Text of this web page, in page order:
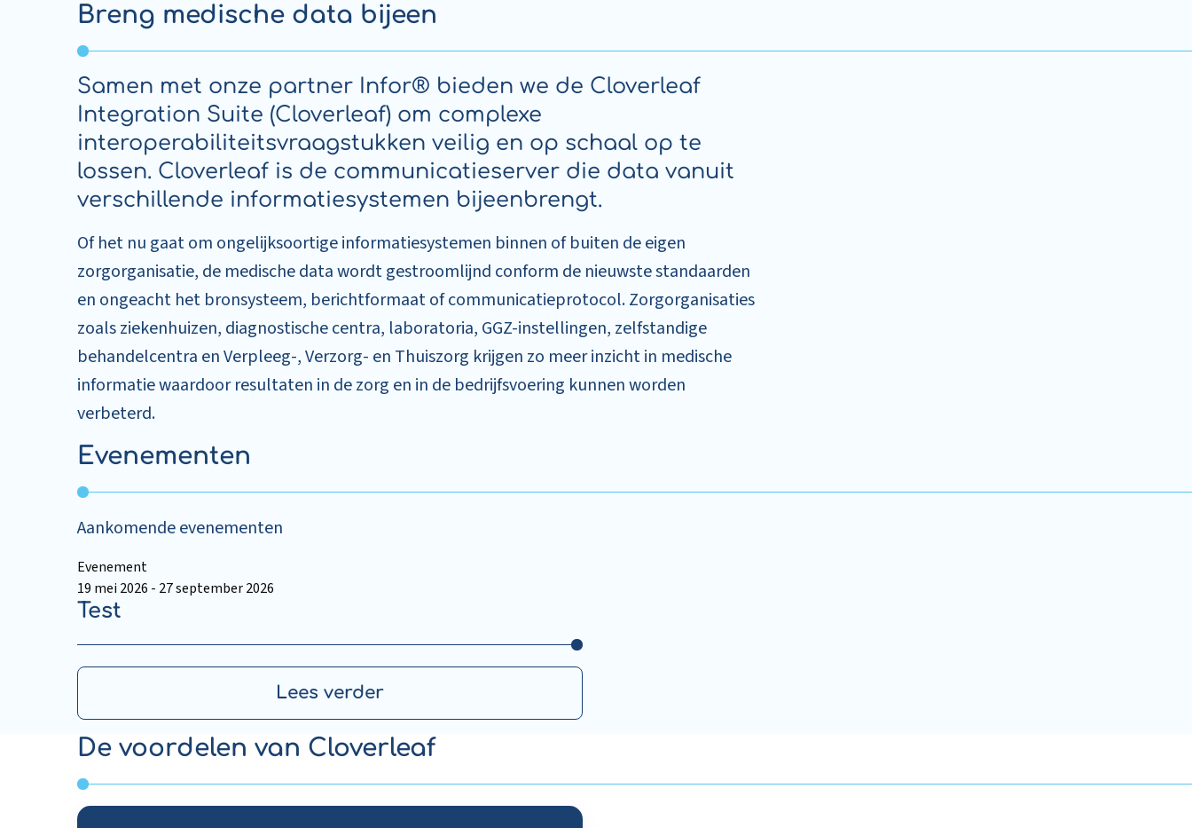
Breng medische data bijeen
Samen met onze partner Infor® bieden we de Cloverleaf
Integration Suite (Cloverleaf) om complexe
interoperabiliteitsvraagstukken veilig en op schaal op te
lossen. Cloverleaf is de communicatieserver die data vanuit
verschillende informatiesystemen bijeenbrengt.
Of het nu gaat om ongelijksoortige informatiesystemen binnen of buiten de eigen
zorgorganisatie, de medische data wordt gestroomlijnd conform de nieuwste standaarden
en ongeacht het bronsysteem, berichtformaat of communicatieprotocol. Zorgorganisaties
zoals ziekenhuizen, diagnostische centra, laboratoria, GGZ-instellingen, zelfstandige
behandelcentra en Verpleeg-, Verzorg- en Thuiszorg krijgen zo meer inzicht in medische
informatie waardoor resultaten in de zorg en in de bedrijfsvoering kunnen worden
verbeterd.
Evenementen
Aankomende evenementen
Evenement
19 mei 2026 - 27 september 2026
Test
Lees verder
Read
about
Test
De voordelen van Cloverleaf